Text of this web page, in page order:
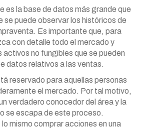
es la base de datos más grande que
se puede observar los históricos de
Es importante que, para
con detalle todo el mercado y
activos no fungibles que se pueden
datos relativos a las ventas.
reservado para aquellas personas
el mercado. Por tal motivo,
verdadero conocedor del área y la
se escapa de este proceso.
mismo comprar acciones en una